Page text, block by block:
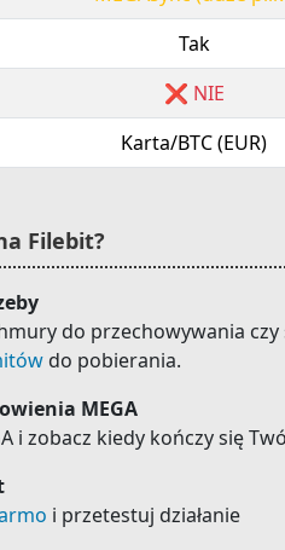
Tak
❌ NIE
Karta/BTC (EUR)
Filebit?
do przechowywania
do pobierania.
MEGA
i zobacz kiedy kończy się
i przetestuj działanie